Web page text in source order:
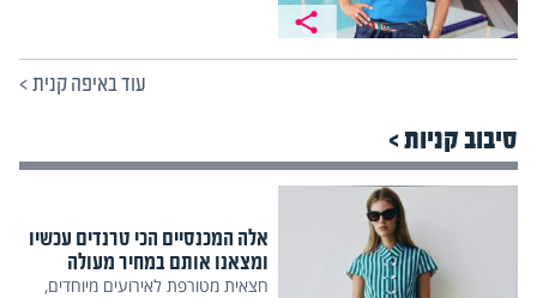
עוד באיפה קנית>
סיבוב קניות >
אלה המכנסיים הכי טרנדים עכשיו
ומצאנו אותם במחיר מעולה
חצאית מטורפת לאירועים מיוחדים,